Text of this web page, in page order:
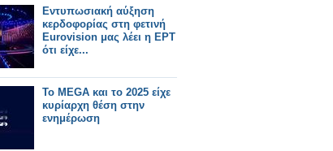
Εντυπωσιακή αύξηση
κερδοφορίας στη φετινή
Eurovision μας λέει η ΕΡΤ
ότι είχε...
Το MEGA και το 2025 είχε
κυρίαρχη θέση στην
ενημέρωση